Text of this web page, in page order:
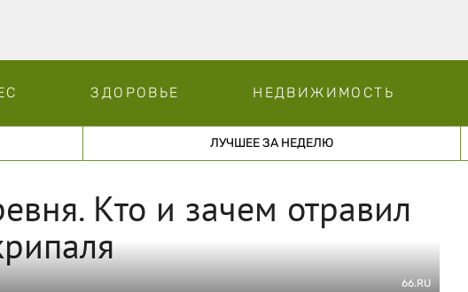
ЗДОРОВЬЕ НЕДВИЖИМОСТЬ
ЛУЧШЕЕ ЗА НЕДЕЛЮ
Кто и зачем отравил
66.RU